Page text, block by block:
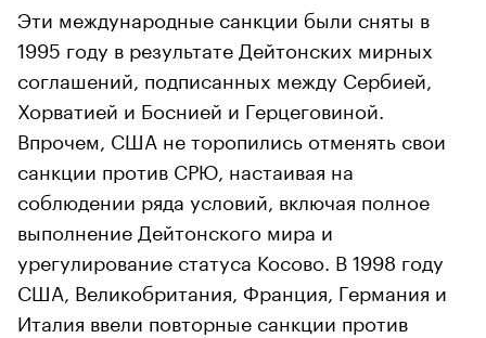
Эти международные санкции были сняты в
1995 году в результате Дейтонских мирных
соглашений, подписанных между Сербией,
Хорватией и Боснией и Герцеговиной.
Впрочем, США не торопились отменять свои
санкции против СРЮ, настаивая на
соблюдении ряда условий, включая полное
выполнение Дейтонского мира и
урегулирование статуса Косово. В 1998 году
США, Великобритания, Франция, Германия и
Италия ввели повторные санкции против